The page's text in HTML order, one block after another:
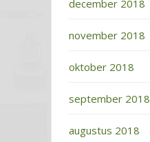
december 2018
november 2018
oktober 2018
september 2018
augustus 2018